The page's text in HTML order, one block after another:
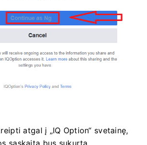
atgal į „IQ Option“ svetainę,
sąskaita bus sukurta